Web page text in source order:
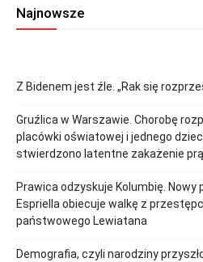
Najnowsze
Z Bidenem jest źle. „Rak się
Gruźlica w Warszawie. Chorobę
placówki oświatowej i jednego
stwierdzono latentne zakażenie
Prawica odzyskuje Kolumbię. Nowy
Espriella obiecuje walkę z
państwowego Lewiatana
Demografia, czyli narodziny